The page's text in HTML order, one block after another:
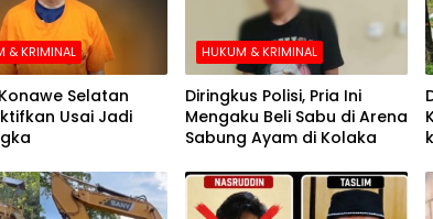
& KRIMINAL
Selatan
Usai Jadi
HUKUM & KRIMINAL
Diringkus Polisi, Pria Ini
Mengaku Beli Sabu di Arena
Sabung Ayam di Kolaka